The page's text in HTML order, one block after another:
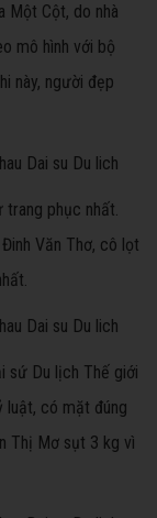
Một Cột, do nhà
mô hình với bộ
này, người đẹp
trang phục nhất.
Văn Thơ, cô lọt
sứ Du lịch Thế giới
luật, có mặt đúng
Thị Mơ sụt 3 kg vì